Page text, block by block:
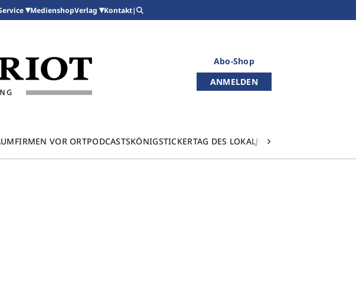
MedienshopVerlag Kontakt|
Abo-Shop
ANMELDEN
FIRMEN VOR ORTPODCASTSKÖNIGSTICKERTAG DES LOKALJOURNALISMUS